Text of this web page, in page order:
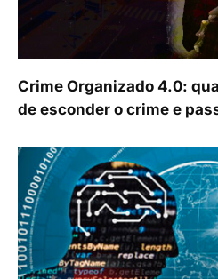
Crime Organizado 4.0:
de esconder o crime e